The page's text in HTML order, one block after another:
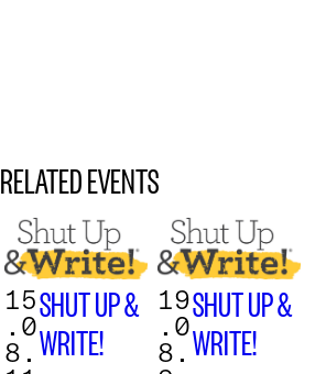
RELATED EVENTS
SHUT UP &
WRITE!
15
.0
8.
SHUT UP &
WRITE!
19
.0
8.